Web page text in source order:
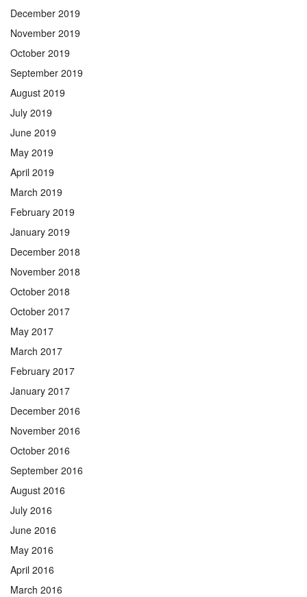
December 2019
November 2019
October 2019
September 2019
August 2019
July 2019
June 2019
May 2019
April 2019
March 2019
February 2019
January 2019
December 2018
November 2018
October 2018
October 2017
May 2017
March 2017
February 2017
January 2017
December 2016
November 2016
October 2016
September 2016
August 2016
July 2016
June 2016
May 2016
April 2016
March 2016